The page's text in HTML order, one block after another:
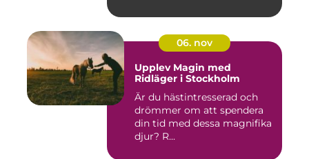
06. nov
Upplev Magin med
Ridläger i Stockholm
Är du hästintresserad och
drömmer om att spendera
din tid med dessa magnifika
djur? R...